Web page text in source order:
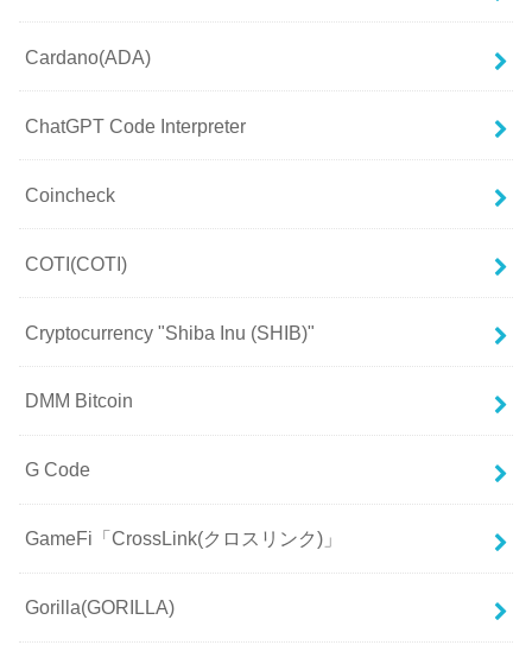
Cardano(ADA)
ChatGPT Code Interpreter
Coincheck
COTI(COTI)
Cryptocurrency "Shiba Inu (SHIB)"
DMM Bitcoin
G Code
GameFi「CrossLink(クロスリンク)」
Gorilla(GORILLA)